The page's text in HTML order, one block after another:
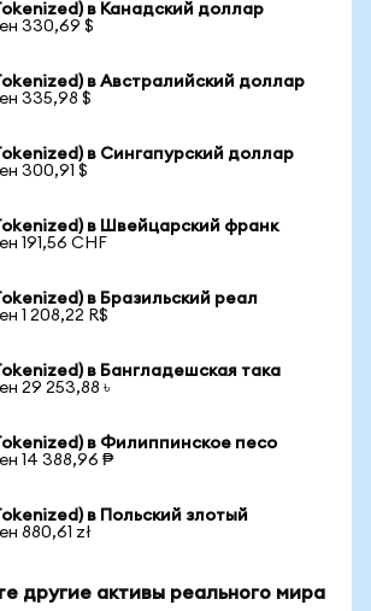
в Канадский доллар
330,69 $
в Австралийский доллар
335,98 $
в Сингапурский доллар
300,91 $
в Швейцарский франк
191,56 CHF
в Бразильский реал
1 208,22 R$
в Бангладешская така
29 253,88 ৳
в Филиппинское песо
14 388,96 ₱
в Польский злотый
880,61 zł
другие активы реального мира